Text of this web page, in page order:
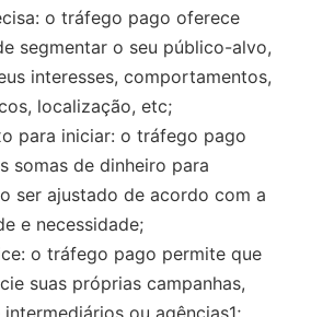
o tráfego pago oferece
segmentar o seu público-alvo,
interesses, comportamentos,
localização, etc;
para iniciar: o tráfego pago
somas de dinheiro para
ser ajustado de acordo com a
e necessidade;
o tráfego pago permite que
suas próprias campanhas,
ou agências1;